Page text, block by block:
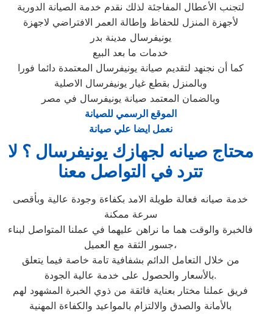
لتجنب الأعطال المفاجئة لذلك نقدم خدمة الصيانة الدورية
لأجهزة المنزل للحفاظ وإطالة العمر الافتراضي لاجهزة
يونيفرسال مدينة بدر
خدمات ما بعد البيع
كما أن نجنهد لتقديم صيانة يونيفرسال المعتمدة دائما فورا
وبالمنزل بقطع غيار يونيفرسال الاصلية
وبالضمان المعتمد صيانة يونيفرسال في مصر
الموقع الرسمي للصيانة
نعمل ايضا علي صيانة
محتاج صيانه لجهازك يونيفرسال ؟ لا
تترد في التواصل معنا
خدمة صيانه فعالة طويلة الامد بكفاءة وجودة عالية وبأقصى
سرعة ممكنة
فالخبرة والوقت هما ما نراهن عليهما في عملنا المتواصل لبناء
جسور الثقة مع العميل،
من خلال التعامل الدائم بشفافية تامة خاصة فيما يتعلق
بالأسعار والحصول على خدمة عالية الجودة.
فريق عملنا مختار بعناية فائقة من ذوي الخبرة المشهود لهم
بالأمانة والصدق والالتزام بالمواعيد والكفاءة المهنية